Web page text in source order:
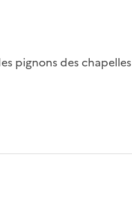
pignons des chapelles